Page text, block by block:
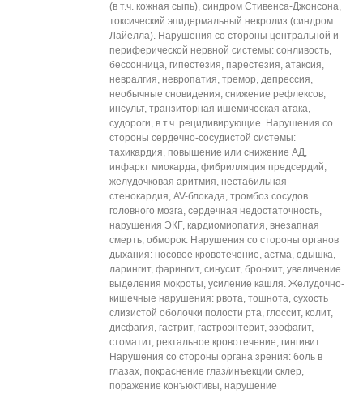
(в т.ч. кожная сыпь), синдром Стивенса-Джонсона,
токсический эпидермальный некролиз (синдром
Лайелла). Нарушения со стороны центральной и
периферической нервной системы: сонливость,
бессонница, гипестезия, парестезия, атаксия,
невралгия, невропатия, тремор, депрессия,
необычные сновидения, снижение рефлексов,
инсульт, транзиторная ишемическая атака,
судороги, в т.ч. рецидивирующие. Нарушения со
стороны сердечно-сосудистой системы:
тахикардия, повышение или снижение АД,
инфаркт миокарда, фибрилляция предсердий,
желудочковая аритмия, нестабильная
стенокардия, AV-блокада, тромбоз сосудов
головного мозга, сердечная недостаточность,
нарушения ЭКГ, кардиомиопатия, внезапная
смерть, обморок. Нарушения со стороны органов
дыхания: носовое кровотечение, астма, одышка,
ларингит, фарингит, синусит, бронхит, увеличение
выделения мокроты, усиление кашля. Желудочно-
кишечные нарушения: рвота, тошнота, сухость
слизистой оболочки полости рта, глоссит, колит,
дисфагия, гастрит, гастроэнтерит, эзофагит,
стоматит, ректальное кровотечение, гингивит.
Нарушения со стороны органа зрения: боль в
глазах, покраснение глаз/инъекции склер,
поражение конъюктивы, нарушение